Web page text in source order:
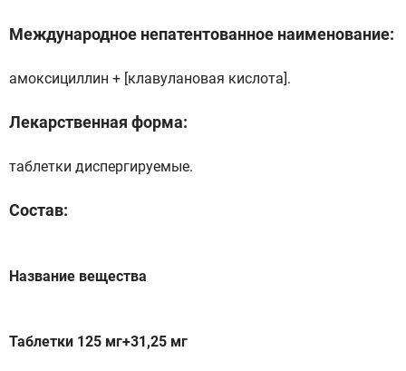
Международное непатентованное наименование:
амоксициллин + [клавулановая кислота].
Лекарственная форма:
таблетки диспергируемые.
Состав:
Название вещества
Таблетки 125 мг+31,25 мг